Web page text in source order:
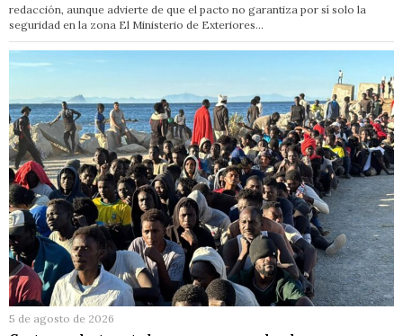
redacción, aunque advierte de que el pacto no garantiza por sí solo la
seguridad en la zona El Ministerio de Exteriores…
5 de agosto de 2026